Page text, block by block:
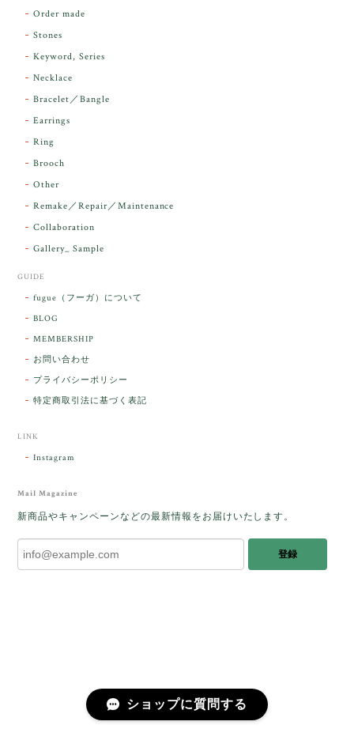
ンダラで感動しました。素敵な箱と和紙で石を包んで
下さり、ありがとうございました。
レビューをありがとうございます。 実物を
こそ この度は誠にありがとうございまし
た人に幸せが訪れる」という言い伝えがあるケサラン
パサラン。とっても素敵です。メッセージでは色々記
憶違いもありましたが、またいつかお会いして楽しい
した。
をあたたかく迎え入れてくださり とても嬉
しく思います。 この石のふわりとした光を
ランパサラン」でした。これからはT様の
傍で そっと見守ってくれるのではないかな
Order made
Stones
Keyword, Series
Necklace
Bracelet／Bangle
Earrings
Ring
Brooch
Other
Remake／Repair／Maintenance
Collaboration
Gallery_ Sample
GUIDE
fugue（フーガ）について
BLOG
MEMBERSHIP
お問い合わせ
プライバシーポリシー
特定商取引法に基づく表記
LINK
Instagram
Mail Magazine
新商品やキャンペーンなどの最新情報をお届けいたします。
登録
ショップに質問する